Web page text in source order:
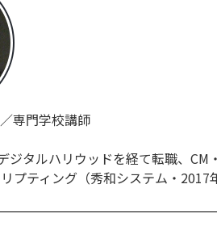
専門学校講師
ジタルハリウッドを経て転職、
プティング（秀和システム・2017